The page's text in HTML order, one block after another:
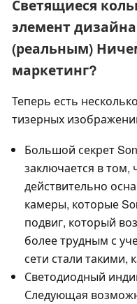
Светящиеся
элемент
(реальным)
маркетинг?
Теперь есть
тизерных
Большой секрет
заключается в том,
действительно
камеры, которые
подвиг, который
более трудным с
сети стали такими,
Светодиодный
Следующая